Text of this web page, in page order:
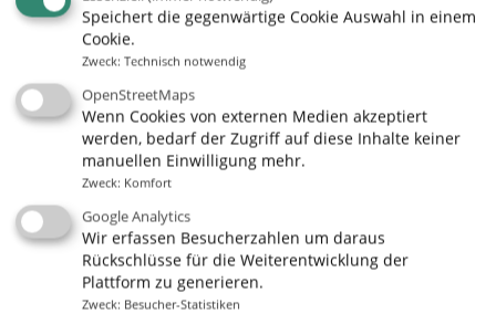
Gregor Schäfer
Bad Hersfeld
Familienberatung, The Work
nach Byron Katie, Burnout,
Speichert die gegenwärtige Cookie Auswahl in einem
Cookie.
Zweck: Technisch notwendig
OpenStreetMaps
Wenn Cookies von externen Medien akzeptiert
werden, bedarf der Zugriff auf diese Inhalte keiner
manuellen Einwilligung mehr.
Zweck: Komfort
Google Analytics
Wir erfassen Besucherzahlen um daraus
Rückschlüsse für die Weiterentwicklung der
Plattform zu generieren.
Zweck: Besucher-Statistiken